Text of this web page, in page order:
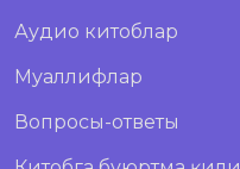
Аудио китоблар
Муаллифлар
Вопросы-ответы